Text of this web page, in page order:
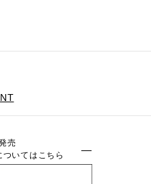
売
いてはこちら